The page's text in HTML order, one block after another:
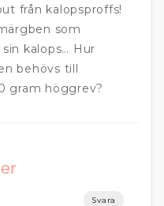
från kalopsproffs!
som
kalops… Hur
behövs till
gram höggrev?
Svara